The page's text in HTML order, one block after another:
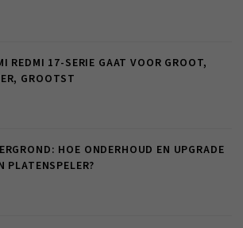
REDMI 17-SERIE GAAT VOOR GROOT,
GROOTST
HOE ONDERHOUD EN UPGRADE
PLATENSPELER?